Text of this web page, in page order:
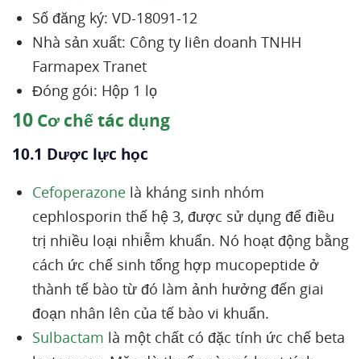
Số đăng ký: VD-18091-12
Nhà sản xuất: Công ty liên doanh TNHH
Farmapex Tranet
Đóng gói: Hộp 1 lọ
10 Cơ chế tác dụng
10.1 Dược lực học
Cefoperazone là kháng sinh nhóm
cephlosporin thế hệ 3, được sử dụng để điều
trị nhiều loại nhiễm khuẩn. Nó hoạt động bằng
cách ức chế sinh tổng hợp mucopeptide ở
thành tế bào từ đó làm ảnh hưởng đến giai
đoạn nhân lên của tế bào vi khuẩn.
Sulbactam là một chất có đặc tính ức chế beta